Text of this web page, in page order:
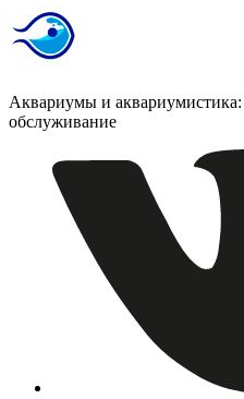
Аквариумы и аквариумистика:
обслуживание